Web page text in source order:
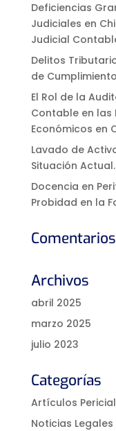
Deficiencias
Judiciales en
Judicial
Delitos
de
El Rol de la
Contable en las
Económicos en
Lavado de
Situación Actual.
Docencia en
Probidad en la
Archivos
abril 2025
marzo 2025
julio 2023
Categorías
Artículos
Noticias Legales